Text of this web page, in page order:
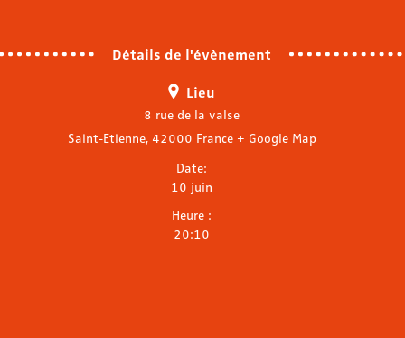
Détails de l'évènement
Lieu
8 rue de la valse
Saint-Etienne, 42000 France + Google Map
Date:
10 juin
Heure :
20:10